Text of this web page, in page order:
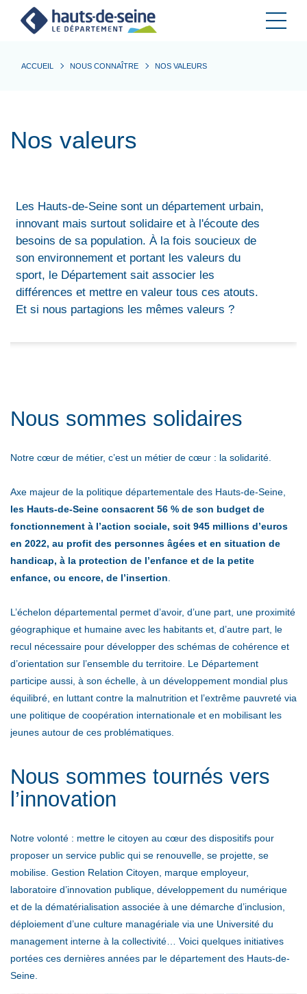
ACCUEIL NOUS CONNAÎTRE NOS VALEURS
Nos valeurs
Les Hauts-de-Seine sont un département urbain,
innovant mais surtout solidaire et à l'écoute des
besoins de sa population. À la fois soucieux de
son environnement et portant les valeurs du
sport, le Département sait associer les
différences et mettre en valeur tous ces atouts.
Et si nous partagions les mêmes valeurs ?
Nous sommes solidaires
Notre cœur de métier, c’est un métier de cœur : la solidarité.
Axe majeur de la politique départementale des Hauts-de-Seine,
les Hauts-de-Seine consacrent 56 % de son budget de
fonctionnement à l’action sociale, soit 945 millions d’euros
en 2022, au profit des personnes âgées et en situation de
handicap, à la protection de l’enfance et de la petite
enfance, ou encore, de l’insertion
L’échelon départemental permet d’avoir, d’une part, une proximité
géographique et humaine avec les habitants et, d’autre part, le
recul nécessaire pour développer des schémas de cohérence et
d’orientation sur l’ensemble du territoire. Le Département
participe aussi, à son échelle, à un développement mondial plus
équilibré, en luttant contre la malnutrition et l’extrême pauvreté via
une politique de coopération internationale et en mobilisant les
jeunes autour de ces problématiques.
Nous sommes tournés vers
l’innovation
Notre volonté : mettre le citoyen au cœur des dispositifs pour
proposer un service public qui se renouvelle, se projette, se
mobilise. Gestion Relation Citoyen, marque employeur,
laboratoire d’innovation publique, développement du numérique
et de la dématérialisation associée à une démarche d’inclusion,
déploiement d’une culture managériale via une Université du
management interne à la collectivité… Voici quelques initiatives
portées ces dernières années par le département des Hauts-de-
Seine.
Cookies et traceurs utilisés sur ce site.